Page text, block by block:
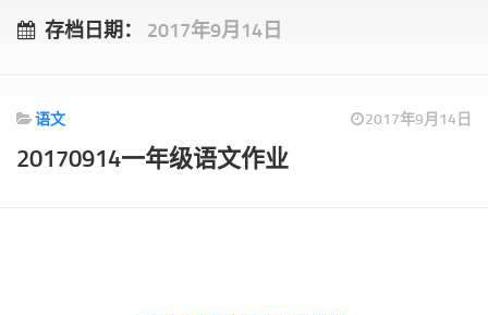
互动
存档日期： 2017年9月14日
语文 2017年9月14日
20170914一年级语文作业